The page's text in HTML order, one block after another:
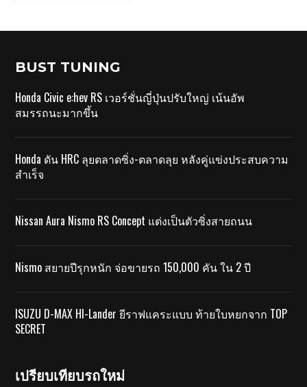
BUST TUNING
Honda Civic e:hev RS เวอร์ชั่นญี่ปุ่นปรับใหญ่ เน้นอัพ
สมรรถนะมากขึ้น
Honda ดัน HRC ลุยตลาดซิ่ง-ตลาดลุย หลังคู่แข่งประสบความ
สำเร็จ
Nissan Aura Nismo RS Concept แต่งเป็นตัวซิ่งสายถนน
Nismo สยายปีรุกหนัก จ่อขายรถ 150,000 คัน ใน 2 ปี
ISUZU D-MAX HI-Lander ยีราฟแคระแบบ ท้ายใบหยกจาก TOP
SECRET
เปรียบเทียบรถใหม่